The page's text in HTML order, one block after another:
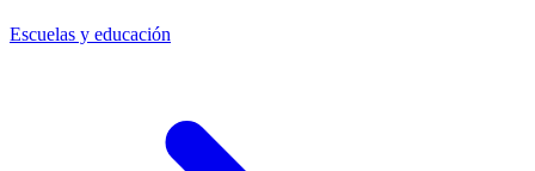
Escuelas y educación